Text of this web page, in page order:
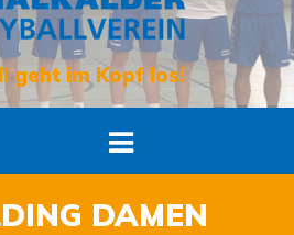
geht im Kopf los!
DAMEN